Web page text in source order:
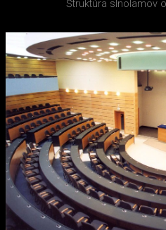
Štruktúra slnolamov